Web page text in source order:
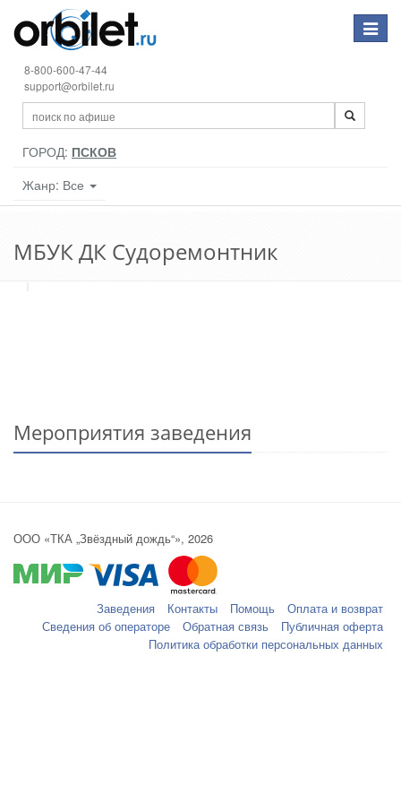
Toggle
8-800-600-47-44
support@orbilet.ru
ГОРОД: ПСКОВ
Жанр: Все
МБУК ДК Судоремонтник
Мероприятия заведения
ООО «ТКА „Звёздный дождь“», 2026
Заведения Контакты Помощь
Оплата и возврат
Сведения об операторе
Обратная связь
Публичная оферта
Политика обработки персональных данных